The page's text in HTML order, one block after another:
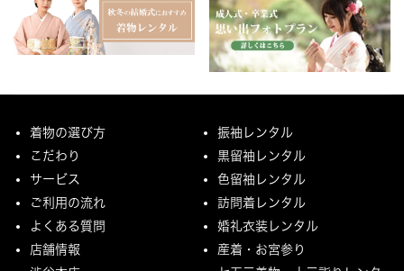
着物の選び方
こだわり
サービス
ご利用の流れ
よくある質問
店舗情報
振袖レンタル
黒留袖レンタル
色留袖レンタル
訪問着レンタル
婚礼衣装レンタル
産着・お宮参り